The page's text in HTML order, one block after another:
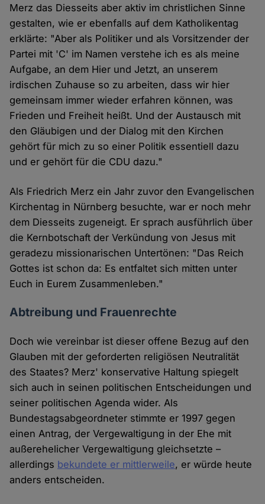
Merz das Diesseits aber aktiv im christlichen Sinne
gestalten, wie er ebenfalls auf dem Katholikentag
erklärte: "Aber als Politiker und als Vorsitzender der
Partei mit 'C' im Namen verstehe ich es als meine
Aufgabe, an dem Hier und Jetzt, an unserem
irdischen Zuhause so zu arbeiten, dass wir hier
gemeinsam immer wieder erfahren können, was
Frieden und Freiheit heißt. Und der Austausch mit
den Gläubigen und der Dialog mit den Kirchen
gehört für mich zu so einer Politik essentiell dazu
und er gehört für die CDU dazu."
Als Friedrich Merz ein Jahr zuvor den Evangelischen
Kirchentag in Nürnberg besuchte, war er noch mehr
dem Diesseits zugeneigt. Er sprach ausführlich über
die Kernbotschaft der Verkündung von Jesus mit
geradezu missionarischen Untertönen: "Das Reich
Gottes ist schon da: Es entfaltet sich mitten unter
Euch in Eurem Zusammenleben."
Abtreibung und Frauenrechte
Doch wie vereinbar ist dieser offene Bezug auf den
Glauben mit der geforderten religiösen Neutralität
des Staates? Merz' konservative Haltung spiegelt
sich auch in seinen politischen Entscheidungen und
seiner politischen Agenda wider. Als
Bundestagsabgeordneter stimmte er 1997 gegen
einen Antrag, der Vergewaltigung in der Ehe mit
außerehelicher Vergewaltigung gleichsetzte –
allerdings bekundete er mittlerweile, er würde heute
anders entscheiden.